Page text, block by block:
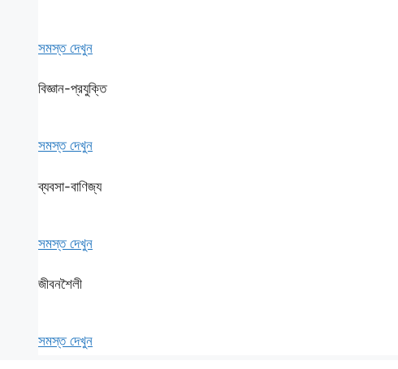
সমস্ত দেখুন
বিজ্ঞান-প্রযুক্তি
সমস্ত দেখুন
ব্যবসা-বাণিজ্য
সমস্ত দেখুন
জীবনশৈলী
সমস্ত দেখুন